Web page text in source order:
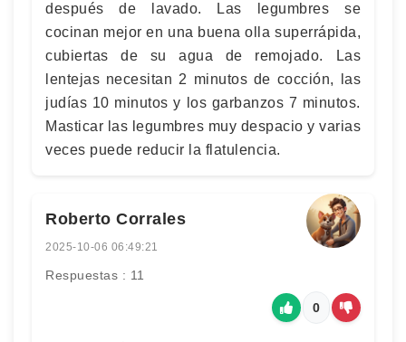
después de lavado. Las legumbres se
cocinan mejor en una buena olla superrápida,
cubiertas de su agua de remojado. Las
lentejas necesitan 2 minutos de cocción, las
judías 10 minutos y los garbanzos 7 minutos.
Masticar las legumbres muy despacio y varias
veces puede reducir la flatulencia.
Roberto Corrales
2025-10-06 06:49:21
Respuestas : 11
0